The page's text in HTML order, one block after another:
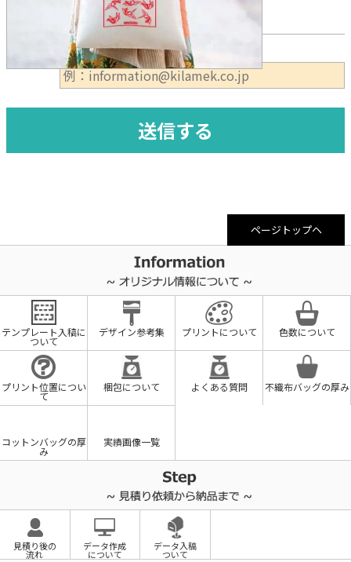
⑤メールアドレス
ページトップヘ
テンプレート入稿に
ついて
デザイン参考集 プリントについて 色数について
プリント位置につい
て
梱包について よくある質問 不織布バッグの厚み
コットンバッグの厚
み
実績画像一覧
見積り後の
流れ
データ作成
について
データ入稿
ついて